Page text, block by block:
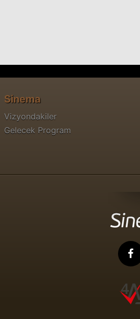
Sinema
Vizyondakiler
Gelecek Program